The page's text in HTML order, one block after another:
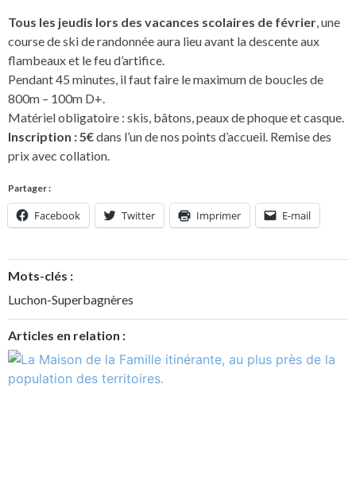
Tous les jeudis lors des vacances scolaires de février, une
course de ski de randonnée aura lieu avant la descente aux
flambeaux et le feu d’artifice.
Pendant 45 minutes, il faut faire le maximum de boucles de
800m – 100m D+.
Matériel obligatoire : skis, bâtons, peaux de phoque et casque.
Inscription : 5€dans l’un de nos points d’accueil. Remise des
prix avec collation.
Partager :
Facebook Twitter Imprimer E-mail
Mots-clés :
Luchon-Superbagnères
Articles en relation :